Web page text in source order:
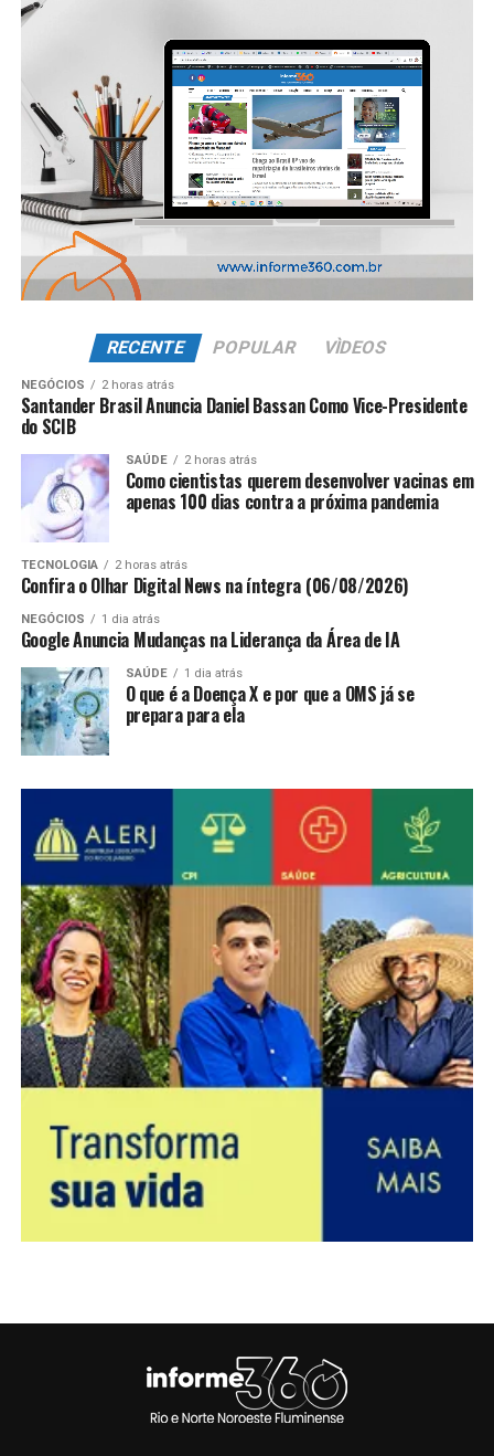
RECENTE POPULAR VÌDEOS
NEGÓCIOS 2 horas atrás
Santander Brasil Anuncia Daniel Bassan Como Vice-Presidente
do SCIB
SAÚDE 2 horas atrás
Como cientistas querem desenvolver vacinas em
apenas 100 dias contra a próxima pandemia
TECNOLOGIA 2 horas atrás
Confira o Olhar Digital News na íntegra (06/08/2026)
NEGÓCIOS 1 dia atrás
Google Anuncia Mudanças na Liderança da Área de IA
SAÚDE 1 dia atrás
O que é a Doença X e por que a OMS já se
prepara para ela